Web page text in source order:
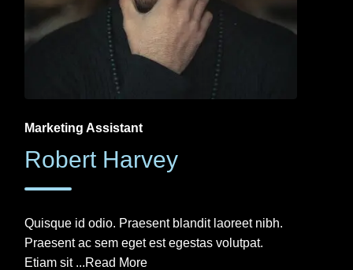
Marketing Assistant
Robert Harvey
Quisque id odio. Praesent blandit laoreet nibh.
Praesent ac sem eget est egestas volutpat.
Etiam sit ...Read More